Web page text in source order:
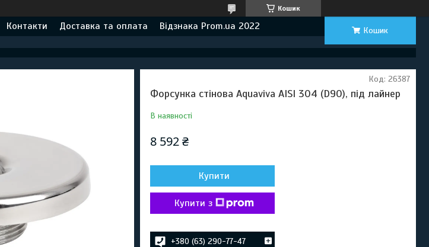
Кошик
Контакти Доставка та оплата Відзнака Prom.ua 2022 Кошик
Форсунка стінова Aquaviva AISI 304 (D90), під лайнер
В наявності
Код: 26387
8 592 ₴
Купити
Купити з
+380 (63) 290-77-47